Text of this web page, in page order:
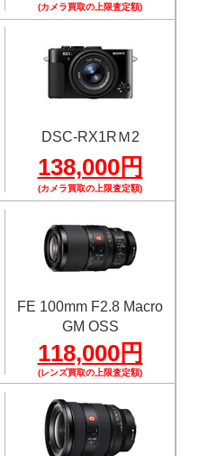
(カメラ買取の上限査定額)
DSC-RX1RＭ2
138,000円
(カメラ買取の上限査定額)
FE 100mm F2.8 Macro
GM OSS
118,000円
(レンズ買取の上限査定額)